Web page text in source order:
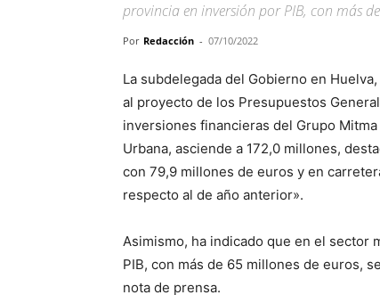
provincia en inversión por PIB, con más
Por Redacción - 07/10/2022
La subdelegada del Gobierno en
al proyecto de los Presupuestos
inversiones financieras del Grupo
Urbana, asciende a 172,0 millones,
con 79,9 millones de euros y en
respecto al de año anterior».
Asimismo, ha indicado que en el sector
PIB, con más de 65 millones de euros,
nota de prensa.